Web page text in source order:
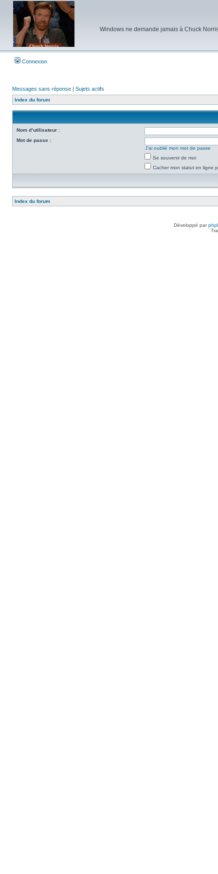
Windows ne demande jamais à Chuck
Connexion
Messages sans réponse | Sujets actifs
Index du forum
Nom d’utilisateur :
Mot de passe :
J’ai oublié mon mot de passe
Se souvenir de moi
Cacher mon statut en ligne
Index du forum
Développé par